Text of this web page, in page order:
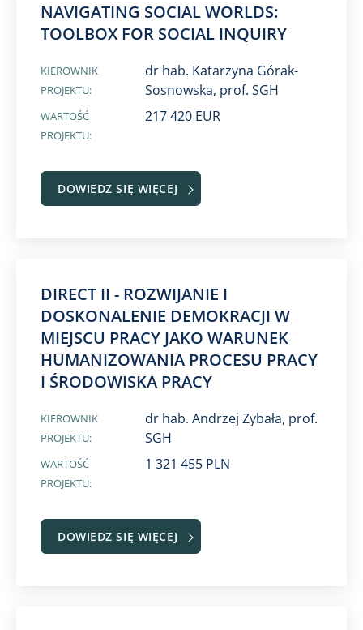
NAVIGATING SOCIAL WORLDS:
TOOLBOX FOR SOCIAL INQUIRY
KIEROWNIK
PROJEKTU:
dr hab. Katarzyna Górak-
Sosnowska, prof. SGH
WARTOŚĆ
PROJEKTU:
217 420 EUR
DOWIEDZ SIĘ WIĘCEJ
DIRECT II - ROZWIJANIE I
DOSKONALENIE DEMOKRACJI W
MIEJSCU PRACY JAKO WARUNEK
HUMANIZOWANIA PROCESU PRACY
I ŚRODOWISKA PRACY
KIEROWNIK
PROJEKTU:
dr hab. Andrzej Zybała, prof.
SGH
WARTOŚĆ
PROJEKTU:
1 321 455 PLN
DOWIEDZ SIĘ WIĘCEJ